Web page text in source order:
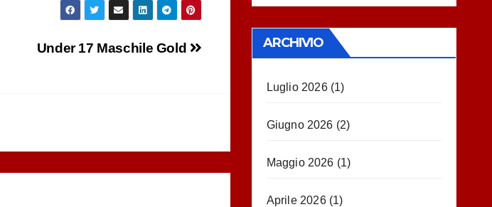
Under 17 Maschile Gold ARCHIVIO
Luglio 2026(1)
Giugno 2026 (2)
Maggio 2026 (1)
Aprile 2026(1)